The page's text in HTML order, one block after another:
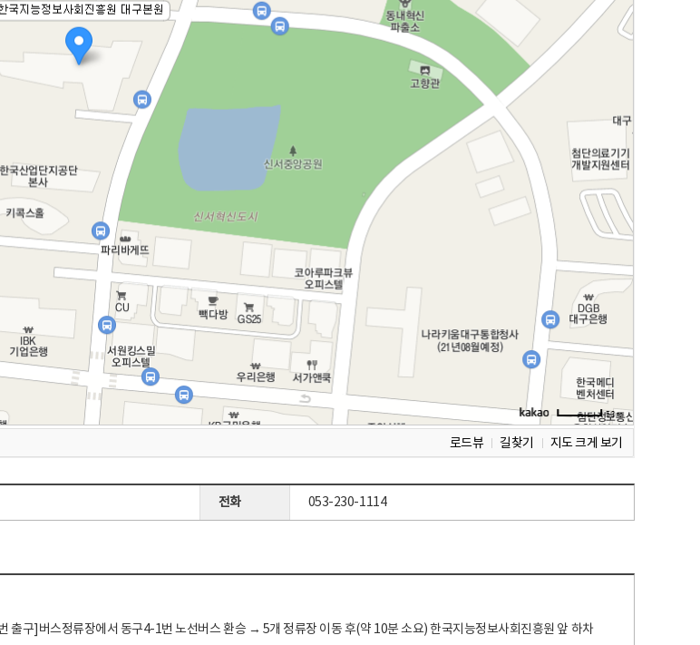
로드뷰 길찾기 지도 크게 보기
전화 053-230-1114
구]버스정류장에서 동구4-1번 노선버스 환승 → 5개 정류장 이동 후(약 10분 소요) 한국지능정보사회진흥원 앞 하차